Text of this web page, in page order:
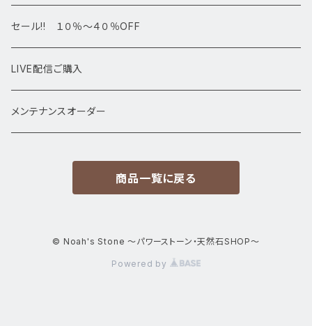
高級・高品質ブレスレット
サイズ
13㎜以上
スフィア 丸玉
置物
原石・クラスター
セール!! １０％～４０％OFF
LIVE配信ご購入
メンテナンスオーダー
商品一覧に戻る
© Noah's Stone ～パワーストーン・天然石SHOP～
Powered by